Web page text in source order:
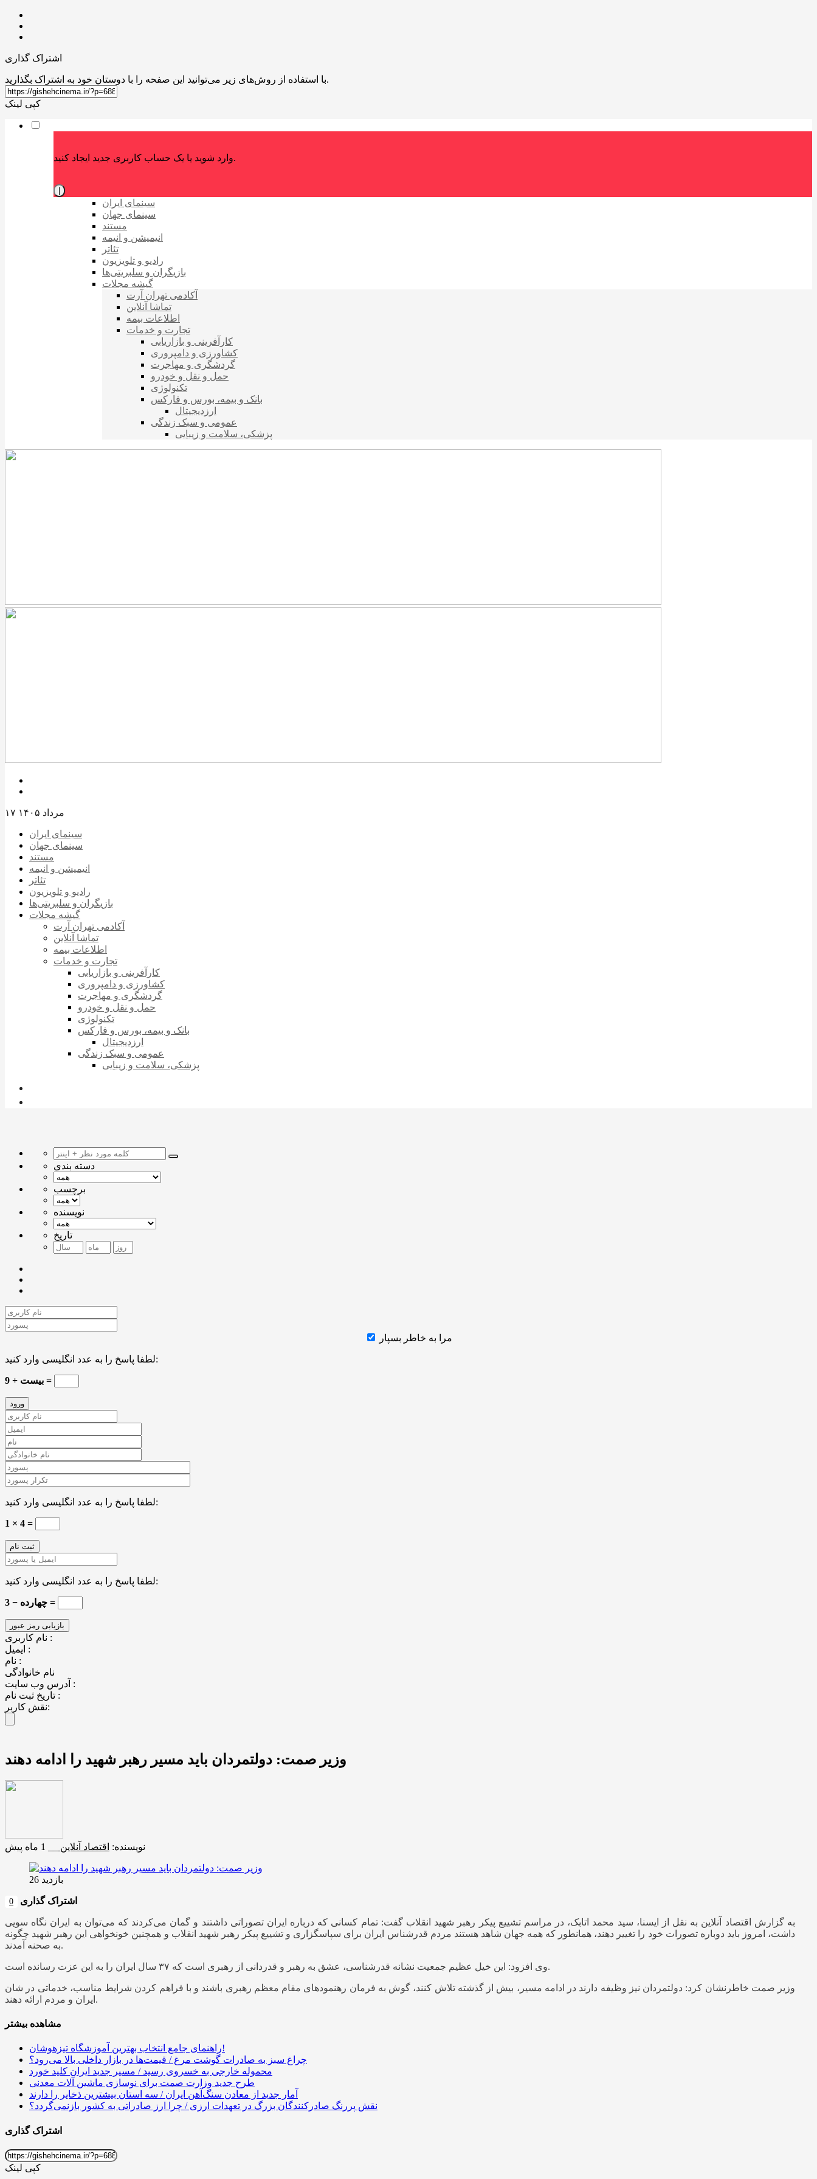
اشتراک گذاری
با استفاده از روش‌های زیر می‌توانید این صفحه را با دوستان خود به اشتراک بگذارید.
کپی لینک
وارد شوید یا یک حساب کاربری جدید ایجاد کنید.
سینمای ایران
سینمای جهان
مستند
انیمیشن و انیمه
تئاتر
رادیو و تلویزیون
بازیگران و سلبریتی‌ها
گیشه مجلات
آکادمی تهران آرت
تماشا آنلاین
اطلاعات بیمه
تجارت و خدمات
کارآفرینی و بازاریابی
کشاورزی و دامپروری
گردشگری و مهاجرت
حمل و نقل و خودرو
تکنولوژی
بانک و بیمه، بورس و فارکس
ارزدیجیتال
عمومی و سبک زندگی
پزشکی، سلامت و زیبایی
۱۷ مرداد ۱۴۰۵
سینمای ایران
سینمای جهان
مستند
انیمیشن و انیمه
تئاتر
رادیو و تلویزیون
بازیگران و سلبریتی‌ها
گیشه مجلات
آکادمی تهران آرت
تماشا آنلاین
اطلاعات بیمه
تجارت و خدمات
کارآفرینی و بازاریابی
کشاورزی و دامپروری
گردشگری و مهاجرت
حمل و نقل و خودرو
تکنولوژی
بانک و بیمه، بورس و فارکس
ارزدیجیتال
عمومی و سبک زندگی
پزشکی، سلامت و زیبایی
دسته بندی
برچسب
نویسنده
تاریخ
مرا به خاطر بسپار
لطفا پاسخ را به عدد انگلیسی وارد کنید:
9 + بیست =
لطفا پاسخ را به عدد انگلیسی وارد کنید:
1 × 4 =
لطفا پاسخ را به عدد انگلیسی وارد کنید:
چهارده − 3 =
نام کاربری :
ایمیل :
نام :
نام خانوادگی
آدرس وب سایت :
تاریخ ثبت نام :
نقش کاربر:
وزیر صمت: دولتمردان باید مسیر رهبر شهید را ادامه دهند
نویسنده: اقتصاد آنلاین 1 ماه پیش
بازدید 26
اشتراک گذاری 0
به گزارش اقتصاد آنلاین به نقل از ایسنا، سید محمد اتابک، در مراسم تشییع پیکر رهبر شهید انقلاب گفت: تمام کسانی که درباره ایران تصوراتی داشتند و گمان می‌کردند که می‌توان به ایران نگاه سویی
داشت، امروز باید دوباره تصورات خود را تغییر دهند، همانطور که همه جهان شاهد هستند مردم قدرشناس ایران برای سپاسگزاری و تشییع پیکر رهبر شهید انقلاب و همچنین خونخواهی این رهبر شهید چگونه
به صحنه آمدند.
وی افزود: این خیل عظیم جمعیت نشانه قدرشناسی، عشق به رهبر و قدردانی از رهبری است که ۳۷ سال ایران را به این عزت رسانده است.
وزیر صمت خاطرنشان کرد: دولتمردان نیز وظیفه دارند در ادامه مسیر، بیش از گذشته تلاش کنند، گوش به فرمان رهنمودهای مقام معظم رهبری باشند و با فراهم کردن شرایط مناسب، خدماتی در شان
ایران و مردم ارائه دهند.
مشاهده بیشتر
راهنمای جامع انتخاب بهترین آموزشگاه تیزهوشان!
چراغ سبز به صادرات گوشت مرغ / قیمت‌ها در بازار داخلی بالا می‌رود؟
محموله خارجی به خسروی رسید / مسیر جدید ایران کلید خورد
طرح جدید وزارت صمت برای نوسازی ماشین آلات معدنی
آمار جدید از معادن سنگ‌آهن ایران / سه استان بیشترین ذخایر را دارند
نقش پررنگ صادرکنندگان بزرگ در تعهدات ارزی / چرا ارز صادراتی به کشور بازنمی‌گردد؟
اشتراک گذاری
کپی لینک